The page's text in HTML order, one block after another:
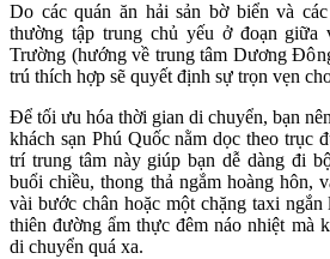
Do các quán ăn hải sản bờ biển và
thường tập trung chủ yếu ở đoạn giữa
Trường (hướng về trung tâm Dương
trú thích hợp sẽ quyết định sự trọn vẹn
Để tối ưu hóa thời gian di chuyển, bạn
khách sạn Phú Quốc nằm dọc theo trục
trí trung tâm này giúp bạn dễ dàng đi
buổi chiều, thong thả ngắm hoàng hôn,
vài bước chân hoặc một chặng taxi
thiên đường ẩm thực đêm náo nhiệt mà
di chuyển quá xa.